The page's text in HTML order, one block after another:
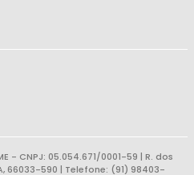
- CNPJ: 05.054.671/0001-59 | R. dos
66033-590 | Telefone: (91) 98403-